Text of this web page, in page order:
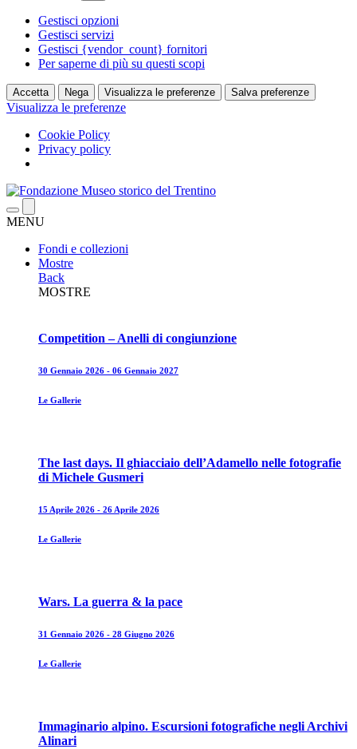
Gestisci opzioni
Gestisci servizi
Gestisci {vendor_count} fornitori
Per saperne di più su questi scopi
Accetta Nega Visualizza le preferenze Salva preferenze
Visualizza le preferenze
Cookie Policy
Privacy policy
MENU
Fondi e collezioni
Mostre
Back
MOSTRE
Competition – Anelli di congiunzione
30 Gennaio 2026 - 06 Gennaio 2027
Le Gallerie
The last days. Il ghiacciaio dell’Adamello nelle fotografie
di Michele Gusmeri
15 Aprile 2026 - 26 Aprile 2026
Le Gallerie
Wars. La guerra & la pace
31 Gennaio 2026 - 28 Giugno 2026
Le Gallerie
Immaginario alpino. Escursioni fotografiche negli Archivi
Alinari